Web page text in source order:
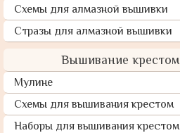
Схемы для алмазной вышивки
Стразы для алмазной вышивки
Вышивание крестом
Мулине
Схемы для вышивания крестом
Наборы для вышивания крестом